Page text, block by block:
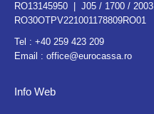
RO13145950 | J05 / 1700 / 2003
RO30OTPV221001178809RO01
Tel : +40 259 423 209
Email : office@eurocassa.ro
Info Web